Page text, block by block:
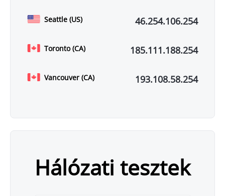
Seattle (US) 46.254.106.254
Toronto (CA) 185.111.188.254
Vancouver (CA) 193.108.58.254
Hálózati tesztek